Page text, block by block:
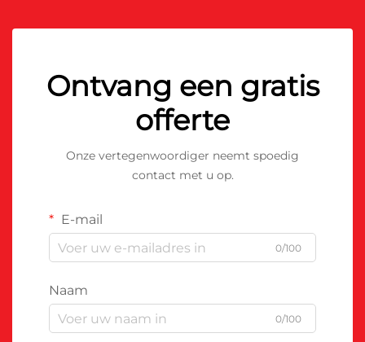
Ontvang een gratis
offerte
Onze vertegenwoordiger neemt spoedig
contact met u op.
E-mail
0/100
Naam
0/100